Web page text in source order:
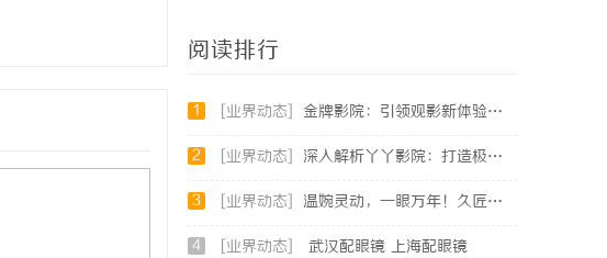
阅读排行
1 [业界动态] 金牌影院：引领观影新体验的旗舰影院品牌
2 [业界动态] 深入解析丫丫影院：打造极致观影体验的全方位平台
3 [业界动态] 温婉灵动，一眼万年！久匠量身定制的眉眼唇，才是你整张脸的点睛之笔！淡颜系女生的气质加分项
4 [业界动态] 武汉配眼镜 上海配眼镜